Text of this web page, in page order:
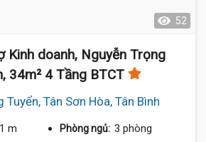
52
Kinh doanh, Nguyễn Trọng
34m² 4 Tầng BTCT
Tuyển, Tân Sơn Hòa, Tân Bình
m Phòng ngủ: 3 phòng